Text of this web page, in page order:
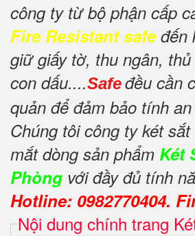
công ty từ bộ phận cấp
Fire Resistant safeđến
giữ giấy tờ, thu ngân,
con dấu....Safeđều cần
quản để đảm bảo tính
Chúng tôi công ty két
mắt dòng sản phẩm Két
Phòng với đầy đủ tính
Hotline: 0982770404.
Nội dung chính trang